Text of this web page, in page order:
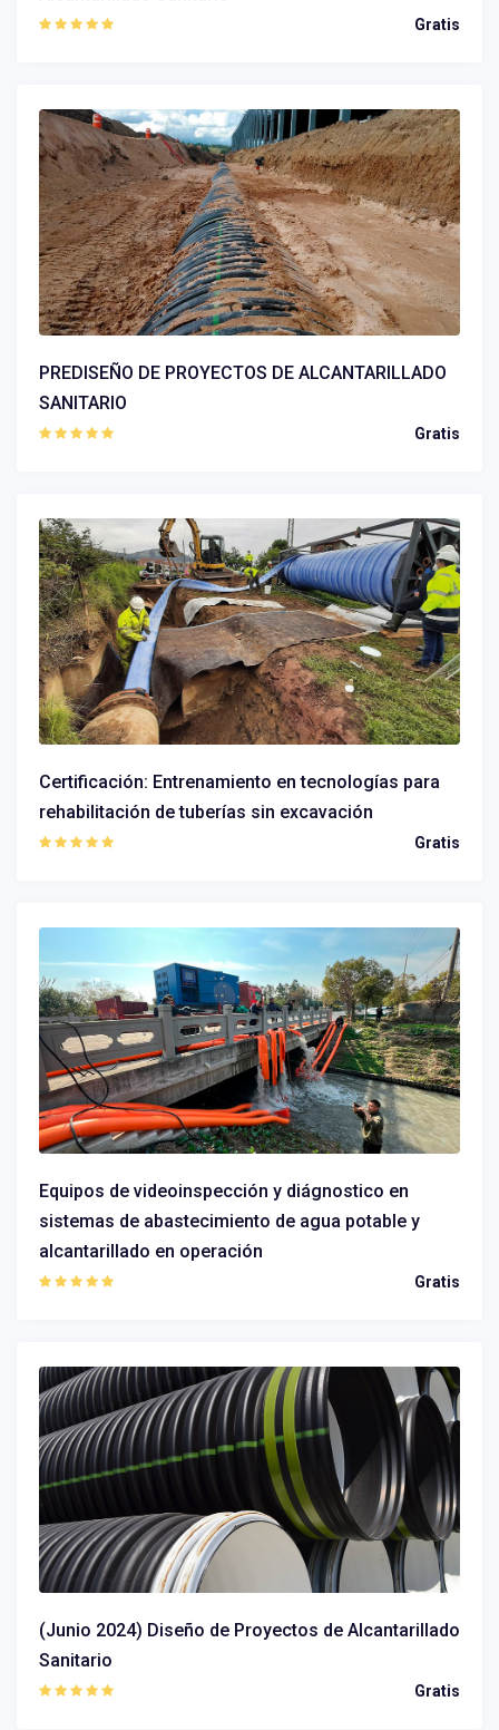
Gratis
PREDISEÑO DE PROYECTOS DE ALCANTARILLADO
SANITARIO
Gratis
Certificación: Entrenamiento en tecnologías para
rehabilitación de tuberías sin excavación
Gratis
Equipos de videoinspección y diágnostico en
sistemas de abastecimiento de agua potable y
alcantarillado en operación
Gratis
(Junio 2024) Diseño de Proyectos de Alcantarillado
Sanitario
Gratis